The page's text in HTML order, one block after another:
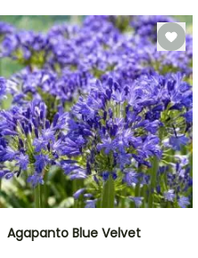
Agapanto Blue Velvet